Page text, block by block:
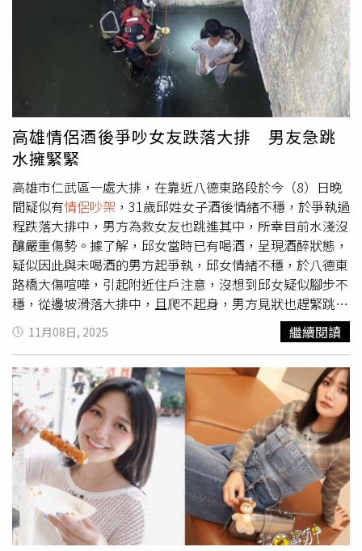
架」原來，女友提分手讓他一氣之下拿起打火機點燃女方房
間的衣櫥，火勢迅速蔓延，最終釀成火警。由於該棟大樓住
戶多、樓層高，火勢一度引發恐慌。消防隊員冒著濃煙協助
居民撤離，警方也封鎖周邊道路維持秩序，警方目前已將他
依《公共危險罪》移送法辦，並呼籲民眾面對感情糾紛應冷
靜處理，切勿因一時衝動做出害人害己的行為。
高雄情侶酒後爭吵女友跌落大排 男友急跳
水擁緊緊
高雄市仁武區一處大排，在靠近八德東路段於今（8）日晚
間疑似有情侶吵架 ，31歲邱姓女子酒後情緒不穩，於爭執過
程跌落大排中，男方為救女友也跳進其中，所幸目前水淺沒
釀嚴重傷勢。據了解，邱女當時已有喝酒，呈現酒醉狀態，
疑似因此與未喝酒的男方起爭執，邱女情緒不穩，於八德東
路橋大傷喧嘩，引起附近住戶注意，沒想到邱女疑似腳步不
穩，從邊坡滑落大排中，且爬不起身，男方見狀也趕緊跳入
拯救女友。附近住戶見狀，趕緊通報警消到場救援，由消防
隊派員到大排將2人救起，所幸近日沒有下雨，水深很淺沒
有造成生命危險，不過邱女腿部受傷，在男友陪同下送醫治
療。◎喝酒勿開車！飲酒過量，有害健康，未滿18歲請勿飲
酒。
11月08日, 2025 繼續閱讀